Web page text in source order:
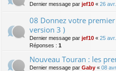
Dernier message par jef10 « 26
08 Donnez votre
version 3 )
Dernier message par jef10 « 25
Réponses : 1
Nouveau Touran : les
Dernier message par Gaby « 08